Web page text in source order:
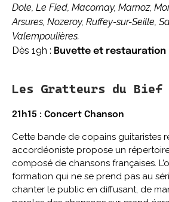
Dole, Le Fied, Macornay, Marnoz,
Arsures, Nozeroy, Ruffey-sur-Seille,
Valempoulières.
Dès 19h : Buvette et restauration
Les Gratteurs du Bief
21h15 : Concert Chanson
Cette bande de copains guitaristes
accordéoniste propose un
composé de chansons françaises.
formation qui ne se prend pas au
chanter le public en diffusant, de